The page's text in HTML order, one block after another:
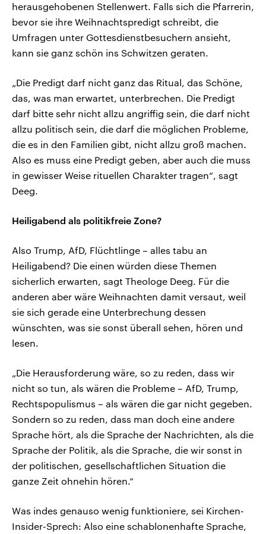
herausgehobenen Stellenwert. Falls sich die Pfarrerin,
bevor sie ihre Weihnachtspredigt schreibt, die
Umfragen unter Gottesdienstbesuchern ansieht,
kann sie ganz schön ins Schwitzen geraten.
„Die Predigt darf nicht ganz das Ritual, das Schöne,
das, was man erwartet, unterbrechen. Die Predigt
darf bitte sehr nicht allzu angriffig sein, die darf nicht
allzu politisch sein, die darf die möglichen Probleme,
die es in den Familien gibt, nicht allzu groß machen.
Also es muss eine Predigt geben, aber auch die muss
in gewisser Weise rituellen Charakter tragen“, sagt
Deeg.
Heiligabend als politikfreie Zone?
Also Trump, AfD, Flüchtlinge – alles tabu an
Heiligabend? Die einen würden diese Themen
sicherlich erwarten, sagt Theologe Deeg. Für die
anderen aber wäre Weihnachten damit versaut, weil
sie sich gerade eine Unterbrechung dessen
wünschten, was sie sonst überall sehen, hören und
lesen.
„Die Herausforderung wäre, so zu reden, dass wir
nicht so tun, als wären die Probleme – AfD, Trump,
Rechtspopulismus – als wären die gar nicht gegeben.
Sondern so zu reden, dass man doch eine andere
Sprache hört, als die Sprache der Nachrichten, als die
Sprache der Politik, als die Sprache, die wir sonst in
der politischen, gesellschaftlichen Situation die
ganze Zeit ohnehin hören.“
Was indes genauso wenig funktioniere, sei Kirchen-
Insider-Sprech: Also eine schablonenhafte Sprache,